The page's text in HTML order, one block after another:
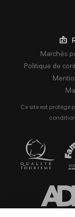
Marchés
Politique de
Ce site est protégé